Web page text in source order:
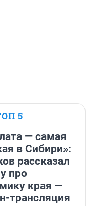
5
— самая
в Сибири»:
рассказал
про
края —
трансляция